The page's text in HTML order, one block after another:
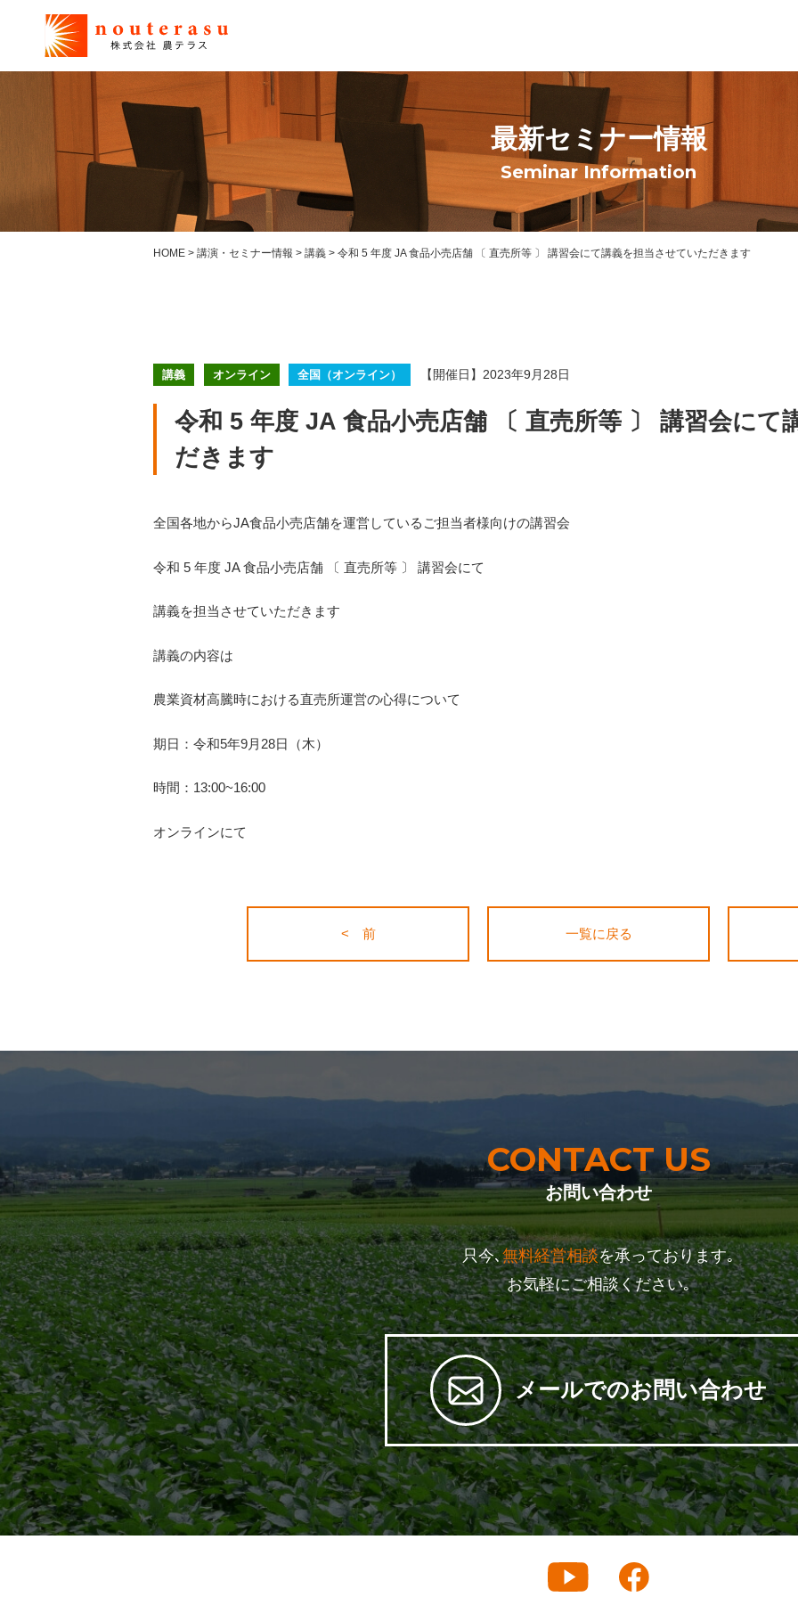
最新セミナー情報
Seminar Information
HOME > 講演・セミナー情報 > 講義 > 令和 5 年度 JA 食品小売店舗 〔 直売所等 〕 講習会にて講義を担当させていただきます
講義 オンライン 全国（オンライン） 【開催日】2023年9月28日
令和 5 年度 JA 食品小売店舗 〔 直売所等 〕 講習会にて
だきます
全国各地からJA食品小売店舗を運営しているご担当者様向けの講習会
令和 5 年度 JA 食品小売店舗 〔 直売所等 〕 講習会にて
講義を担当させていただきます
講義の内容は
農業資材高騰時における直売所運営の心得について
期日：令和5年9月28日（木）
時間：13:00~16:00
オンラインにて
< 前 一覧に戻る
CONTACT US
お問い合わせ
只今､無料経営相談を承っております｡
お気軽にご相談ください｡
メールでのお問い合わせ